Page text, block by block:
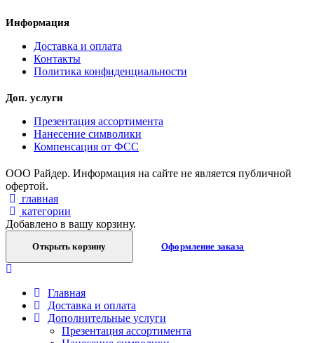
Информация
Доставка и оплата
Контакты
Политика конфиденциальности
Доп. услуги
Презентация ассортимента
Нанесение символики
Компенсация от ФСС
ООО Райдер. Информация на сайте не является публичной
офертой.
главная
категории
Добавлено в вашу корзину.
Открыть корзину Оформление заказа
Главная
Доставка и оплата
Дополнительные услуги
Презентация ассортимента